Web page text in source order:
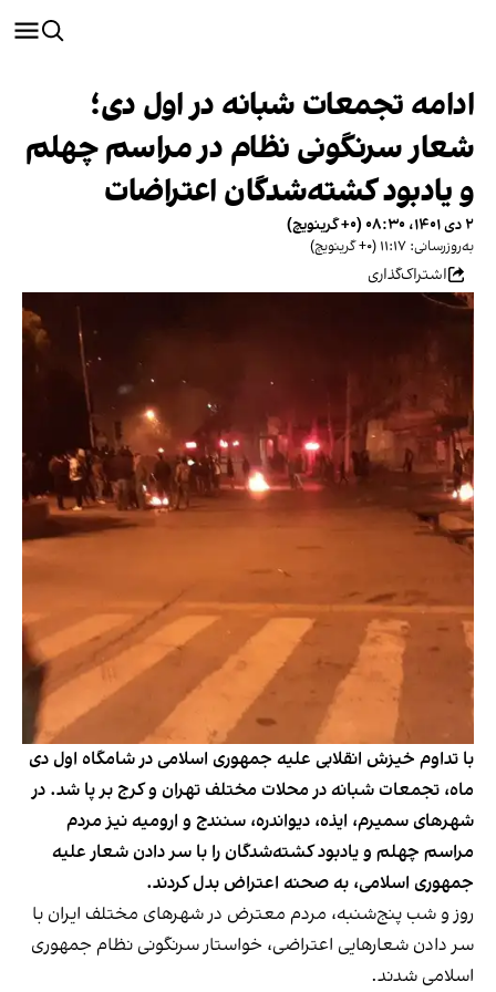
ادامه تجمعات شبانه در اول دی؛
شعار سرنگونی نظام در مراسم چهلم
و یادبود کشته‌شدگان اعتراضات
۲ دی ۱۴۰۱، ۰۸:۳۰ (‎+۰ گرینویچ)
به‌روزرسانی: ۱۱:۱۷ (‎+۰ گرینویچ)
اشتراک‌گذاری
با تداوم خیزش انقلابی علیه جمهوری اسلامی در شامگاه اول دی
ماه، تجمعات شبانه در محلات مختلف تهران و کرج بر پا شد. در
شهرهای سمیرم، ایذه، دیواندره، ‌سنندج و ارومیه نیز مردم
مراسم چهلم و یادبود کشته‌شدگان را با سر دادن شعار علیه
جمهوری اسلامی، به صحنه اعتراض بدل کردند.
روز و شب پنج‌شنبه، مردم معترض در شهرهای مختلف ایران با
سر دادن شعارهایی اعتراضی، خواستار سرنگونی نظام جمهوری
اسلامی شدند.